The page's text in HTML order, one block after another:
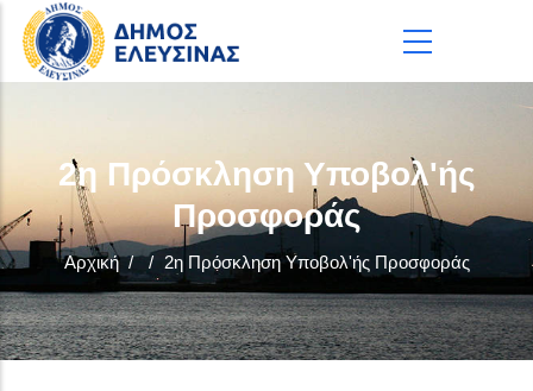
Παράκαμψη προς το κυρίως περιεχόμενο
2η Πρόσκληση Υποβολ'ής
Προσφοράς
Αρχική / / 2η Πρόσκληση Υποβολ'ής Προσφοράς